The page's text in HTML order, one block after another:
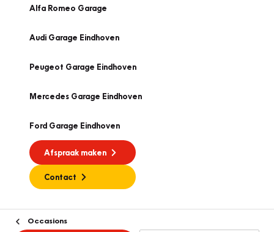
Alfa Romeo Garage
Audi Garage Eindhoven
Peugeot Garage Eindhoven
Mercedes Garage Eindhoven
Ford Garage Eindhoven
Afspraak maken
Contact
Occasions